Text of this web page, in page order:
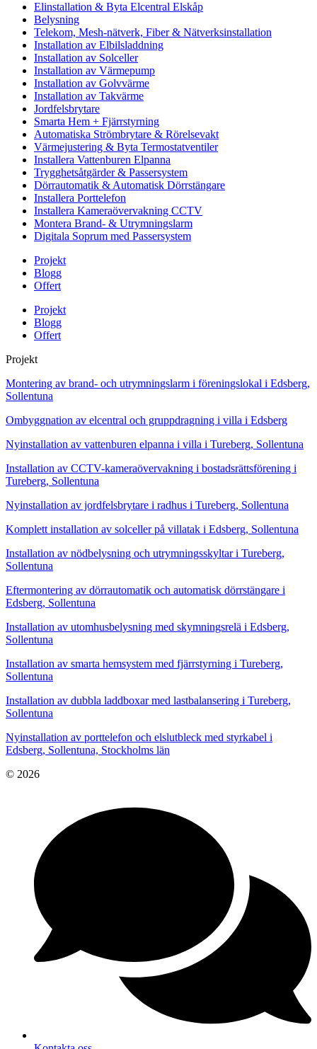
Elinstallation & Byta Elcentral Elskåp
Belysning
Telekom, Mesh-nätverk, Fiber & Nätverksinstallation
Installation av Elbilsladdning
Installation av Solceller
Installation av Värmepump
Installation av Golvvärme
Installation av Takvärme
Jordfelsbrytare
Smarta Hem + Fjärrstyrning
Automatiska Strömbrytare & Rörelsevakt
Värmejustering & Byta Termostatventiler
Installera Vattenburen Elpanna
Trygghetsåtgärder & Passersystem
Dörrautomatik & Automatisk Dörrstängare
Installera Porttelefon
Installera Kameraövervakning CCTV
Montera Brand- & Utrymningslarm
Digitala Soprum med Passersystem
Projekt
Blogg
Offert
Projekt
Blogg
Offert
Projekt
Montering av brand- och utrymningslarm i föreningslokal i Edsberg,
Sollentuna
Ombyggnation av elcentral och gruppdragning i villa i Edsberg
Nyinstallation av vattenburen elpanna i villa i Tureberg, Sollentuna
Installation av CCTV-kameraövervakning i bostadsrättsförening i
Tureberg, Sollentuna
Nyinstallation av jordfelsbrytare i radhus i Tureberg, Sollentuna
Komplett installation av solceller på villatak i Edsberg, Sollentuna
Installation av nödbelysning och utrymningsskyltar i Tureberg,
Sollentuna
Eftermontering av dörrautomatik och automatisk dörrstängare i
Edsberg, Sollentuna
Installation av utomhusbelysning med skymningsrelä i Edsberg,
Sollentuna
Installation av smarta hemsystem med fjärrstyrning i Tureberg,
Sollentuna
Installation av dubbla laddboxar med lastbalansering i Tureberg,
Sollentuna
Nyinstallation av porttelefon och elslutbleck med styrkabel i
Edsberg, Sollentuna, Stockholms län
© 2026